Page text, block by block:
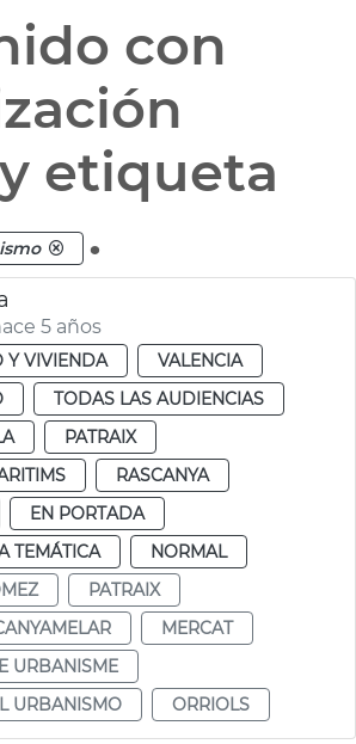
con
y etiqueta
.
5 años
Y VIVIENDA
VALENCIA
TODAS LAS AUDIENCIAS
PATRAIX
RASCANYA
EN PORTADA
TEMÁTICA
NORMAL
PATRAIX
MERCAT
URBANISME
URBANISMO
ORRIOLS